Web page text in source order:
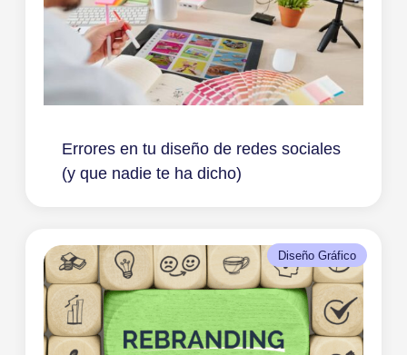
Errores en tu diseño de redes sociales
(y que nadie te ha dicho)
Diseño Gráfico